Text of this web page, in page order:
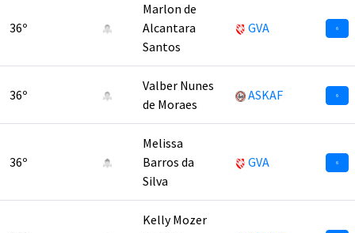
36º
Marlon de
Alcantara
Santos
GVA 6
36º
Valber Nunes
de Moraes
ASKAF 6
36º
Melissa
Barros da
Silva
GVA 6
Kelly Mozer